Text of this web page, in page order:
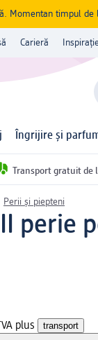
Momentan timpul de
Carieră
Îngrijire și
Transport gratuit de
Perii și piepteni
perie
plus transport